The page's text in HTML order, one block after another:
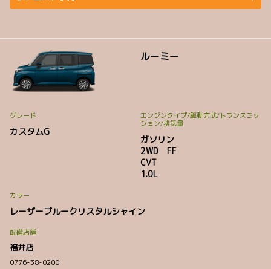
ルーミー
グレード
カスタムG
エンジンタイプ/駆動方式/トランスミッ
ション/排気量
ガソリン
2WD FF
CVT
1.0L
カラー
レーザーブルークリスタルシャイン
配備店舗
福井店
0776-38-0200